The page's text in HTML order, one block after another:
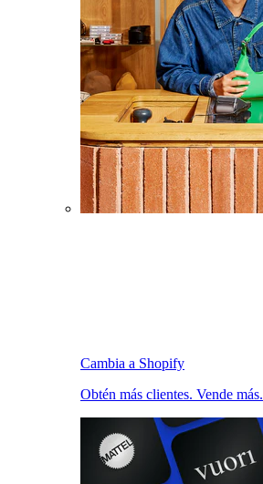
Cambia a Shopify
Obtén más clientes. Vende más.